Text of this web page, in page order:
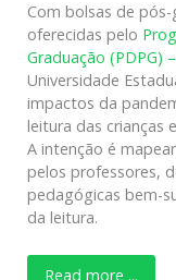
Com bolsas de
oferecidas pelo
Graduação (PDPG)
Universidade
impactos da
leitura das crianças
A intenção é
pelos professores,
pedagógicas bem-
da leitura.
Read more ...